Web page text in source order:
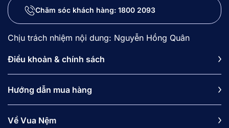
Chăm sóc khách hàng: 1800 2093
Chịu trách nhiệm nội dung: Nguyễn Hồng Quân
Điều khoản & chính sách
Hướng dẫn mua hàng
Về Vua Nệm